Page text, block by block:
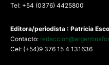
Tel: +54 (0376) 4425800
Editora/periodista : Patricia
Contacto:
Cel: (+54)9 376 15 4 131636